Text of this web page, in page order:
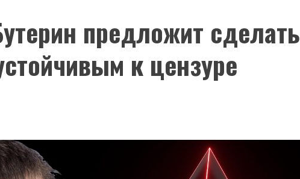
предложит сделать
к цензуре